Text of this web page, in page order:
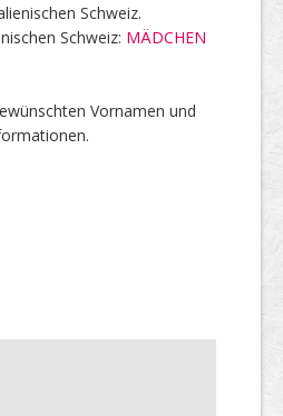
Schweiz.
Schweiz: MÄDCHEN
Vornamen und